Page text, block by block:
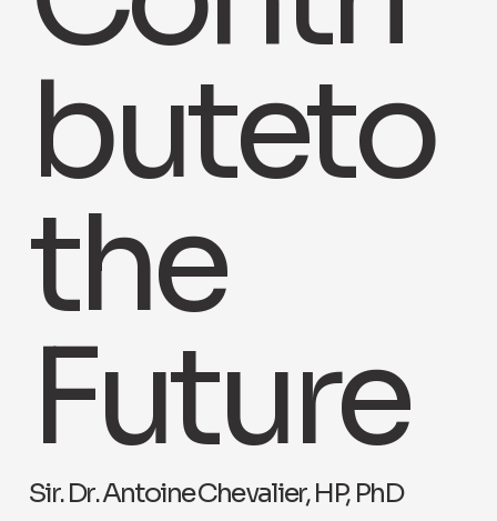
buteto
the
Future
Sir. Dr. Antoine Chevalier, HP, PhD